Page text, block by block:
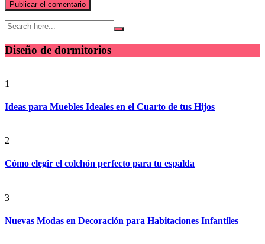
Diseño de dormitorios
1
Ideas para Muebles Ideales en el Cuarto de tus Hijos
2
Cómo elegir el colchón perfecto para tu espalda
3
Nuevas Modas en Decoración para Habitaciones Infantiles